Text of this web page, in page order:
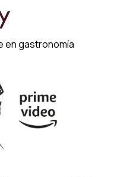
en gastronomía